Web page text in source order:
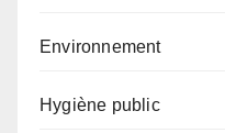
Environnement
Hygiène public